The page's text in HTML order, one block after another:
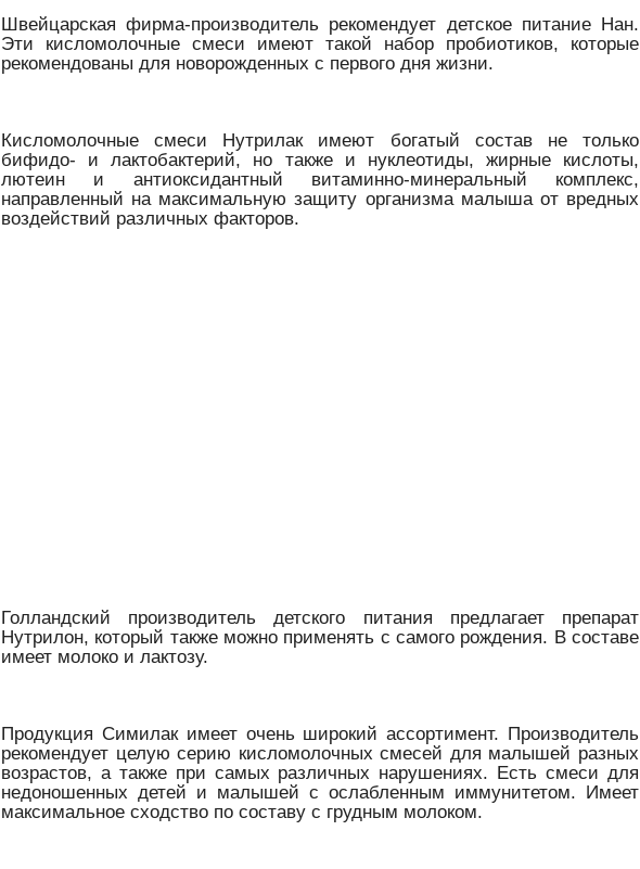
Швейцарская фирма-производитель рекомендует детское питание Нан.
Эти кисломолочные смеси имеют такой набор пробиотиков, которые
рекомендованы для новорожденных с первого дня жизни.
Кисломолочные смеси Нутрилак имеют богатый состав не только
бифидо- и лактобактерий, но также и нуклеотиды, жирные кислоты,
лютеин и антиоксидантный витаминно-минеральный комплекс,
направленный на максимальную защиту организма малыша от вредных
воздействий различных факторов.
Голландский производитель детского питания предлагает препарат
Нутрилон, который также можно применять с самого рождения. В составе
имеет молоко и лактозу.
Продукция Симилак имеет очень широкий ассортимент. Производитель
рекомендует целую серию кисломолочных смесей для малышей разных
возрастов, а также при самых различных нарушениях. Есть смеси для
недоношенных детей и малышей с ослабленным иммунитетом. Имеет
максимальное сходство по составу с грудным молоком.